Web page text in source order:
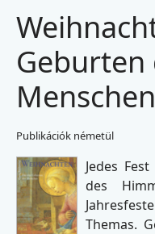
Geburten
Publikációk németül
Jedes
des
Themas.